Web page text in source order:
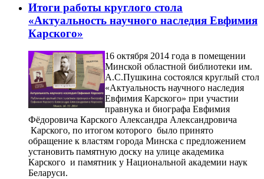
Итоги работы круглого стола
«Актуальность научного наследия Евфимия
Карского»
16 октября 2014 года в помещении
Минской областной библиотеки им.
А.С.Пушкина состоялся круглый стол
«Актуальность научного наследия
Евфимия Карского» при участии
правнука и биографа Евфимия
Фёдоровича Карского Александра Александровича
Карского, по итогом которого было принято
обращение к властям города Минска с предложением
установить памятную доску на улице академика
Карского и памятник у Национальной академии наук
Беларуси.